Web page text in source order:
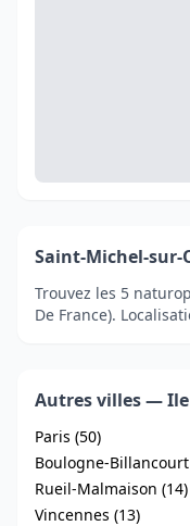
Saint-Michel-sur-
Trouvez les 5
De France).
Autres villes — Ile
Paris (50)
Boulogne-Billancourt
Rueil-Malmaison (14)
Vincennes (13)